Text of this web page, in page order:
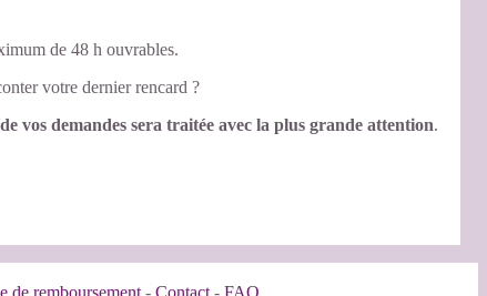
de 48 h ouvrables.
votre dernier rencard ?
vos demandes sera traitée avec la plus grande attention.
de remboursement - Contact - FAQ